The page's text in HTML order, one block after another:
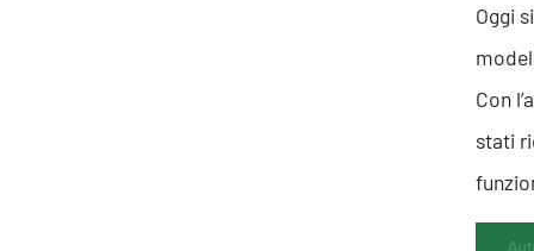
Oggi
Con
stati